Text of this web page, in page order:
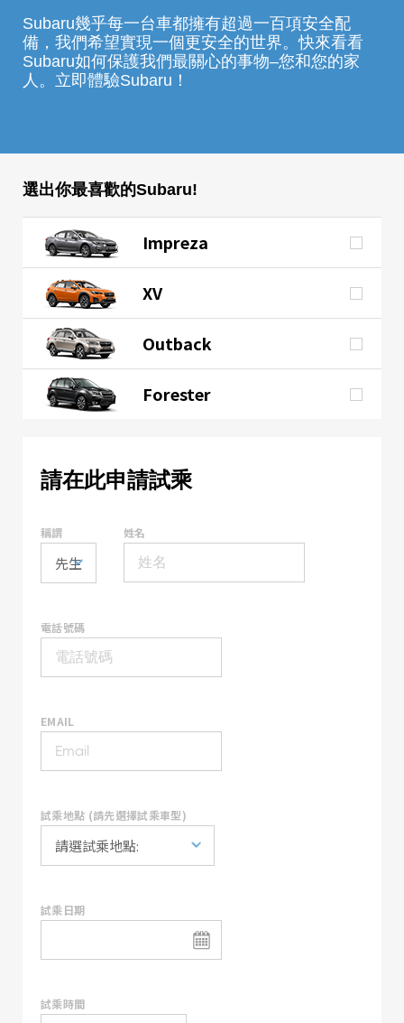
Subaru幾乎每一台車都擁有超過一百項安全配
備，我們希望實現一個更安全的世界。快來看看
Subaru如何保護我們最關心的事物–您和您的家
人。立即體驗Subaru！
選出你最喜歡的Subaru!
Impreza
XV
Outback
Forester
請在此申請試乘
稱謂 姓名
電話號碼
EMAIL
試乘地點 (請先選擇試乘車型)
試乘日期
試乘時間